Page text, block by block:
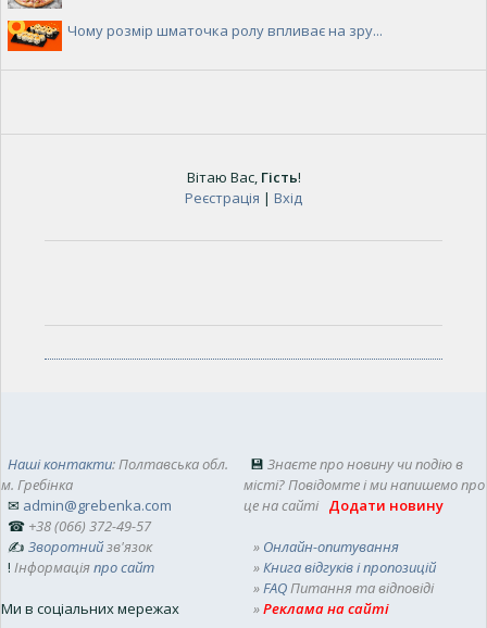
Чому розмір шматочка ролу впливає на зру...
Вітаю Вас, Гість!
Реєстрація | Вхід
Наші контакти: Полтавська обл.
м. Гребінка
✉ admin@grebenka.com
☎ +38 (066) 372-49-57
✍ Зворотний зв'язок
! Інформаціяпро сайт
Ми в соціальних мережах
💾 Знаєте про новину чи подію в
місті? Повідомте і ми напишемо про
це на сайті Додати новину
» Онлайн-опитування
» Книга відгуків і пропозицій
» FAQ Питання та відповіді
»Реклама на сайті